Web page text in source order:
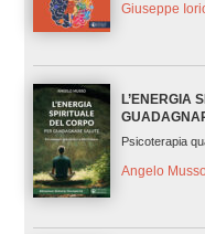
Giuseppe
L’ENERGIA
Psicoterapia
Angelo